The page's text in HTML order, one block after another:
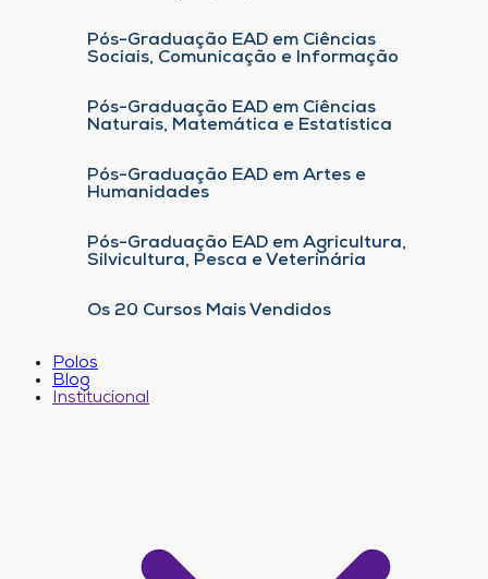
Pós-Graduação EAD em Ciências
Sociais, Comunicação e Informação
Pós-Graduação EAD em Ciências
Naturais, Matemática e Estatística
Pós-Graduação EAD em Artes e
Humanidades
Pós-Graduação EAD em Agricultura,
Silvicultura, Pesca e Veterinária
Os 20 Cursos Mais Vendidos
Polos
Blog
Institucional